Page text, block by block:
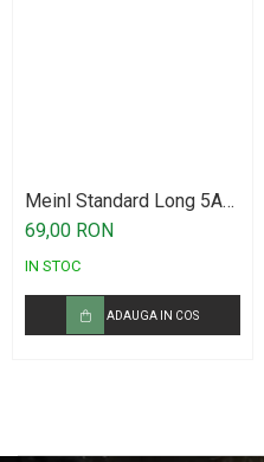
Meinl Standard Long 5A
Drumstick American
Hickory SB103
69,00 RON
IN STOC
ADAUGA IN COS